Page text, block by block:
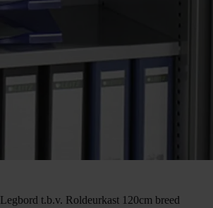
Legbord t.b.v. Roldeurkast 120cm breed